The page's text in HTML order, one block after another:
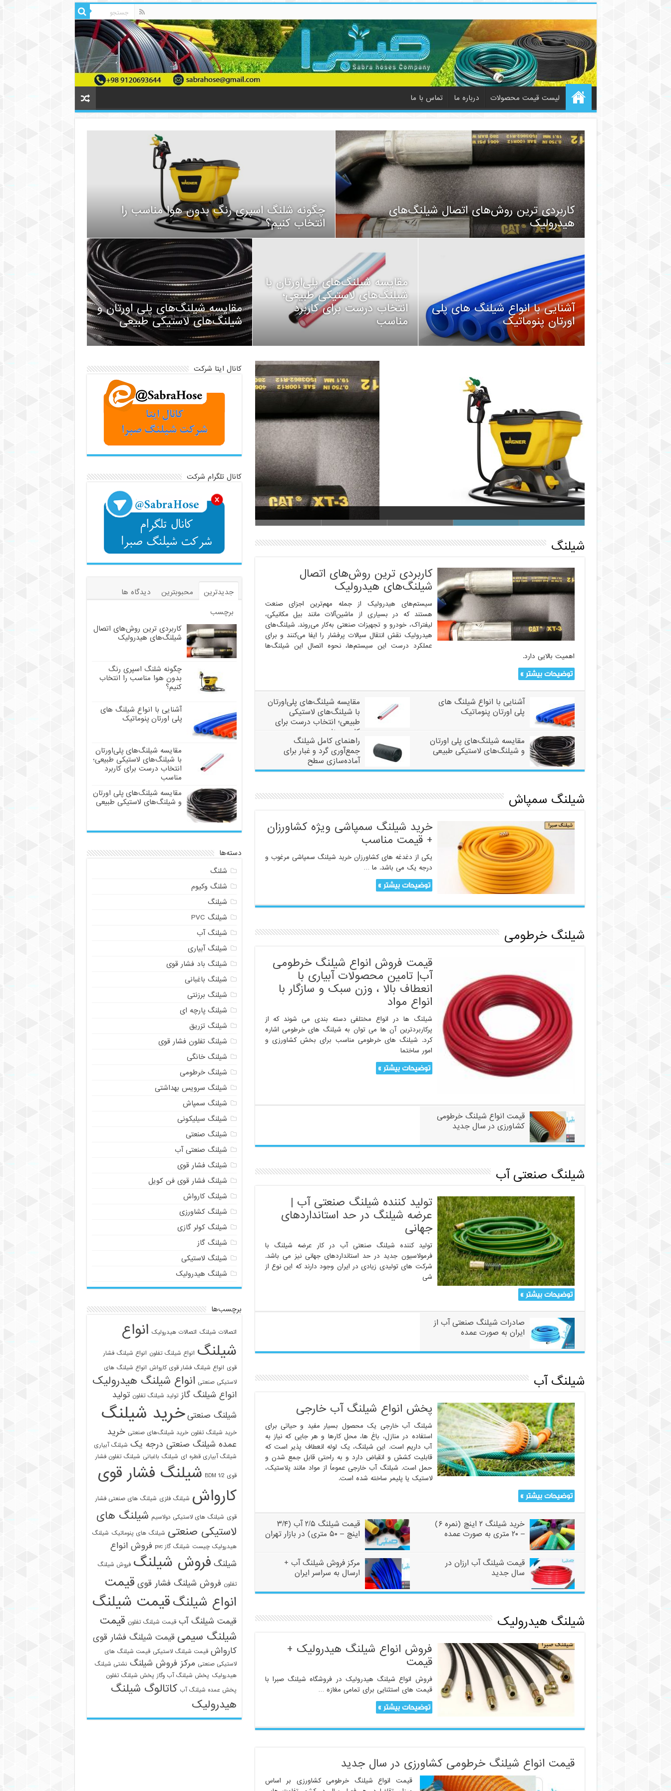
لیست قیمت محصولات درباره ما تماس با ما
کاربردی ترین روش‌های اتصال شیلنگ‌های
هیدرولیک
چگونه شلنگ اسپری رنگ بدون هوا مناسب را
انتخاب کنیم؟
آشنایی با انواع شیلنگ های پلی
اورتان پنوماتیک
مقایسه شیلنگ‌های پلی‌اورتان با
شیلنگ‌های لاستیکی طبیعی؛
انتخاب درست برای کاربرد
مناسب
مقایسه شیلنگ‌های پلی اورتان و
شیلنگ‌های لاستیکی طبیعی
کاربردی ترین روش‌های اتصال شیلنگ‌های هیدرولیک چگونه شلنگ اسپری رنگ بدون هوا مناسب را انتخاب کنیم؟
شیلنگ
کاربردی ترین روش‌های اتصال
شیلنگ‌های هیدرولیک
سیستم‌های هیدرولیک از جمله مهم‌ترین اجزای صنعت
هستند که در بسیاری از ماشین‌آلات مانند بیل مکانیکی،
لیفتراک، خودرو و تجهیزات صنعتی به‌کار می‌روند. شیلنگ‌های
هیدرولیک نقش انتقال سیالات پرفشار را ایفا می‌کنند و برای
عملکرد درست این سیستم‌ها، نحوه اتصال این شیلنگ‌ها
اهمیت بالایی دارد.
توضیحات بیشتر »
آشنایی با انواع شیلنگ های
پلی اورتان پنوماتیک
مقایسه شیلنگ‌های پلی‌اورتان
با شیلنگ‌های لاستیکی
طبیعی؛ انتخاب درست برای
کاربرد مناسب
مقایسه شیلنگ‌های پلی اورتان
و شیلنگ‌های لاستیکی طبیعی
راهنمای کامل شیلنگ
جمع‌آوری گرد و غبار برای
آماده‌سازی سطح
شیلنگ سمپاش
خرید شیلنگ سمپاشی ویژه کشاورزان
+ قیمت مناسب
یکی از دغدغه های کشاورزان خرید شیلنگ سمپاشی مرغوب و
درجه یک می باشد. ما …
توضیحات بیشتر »
شیلنگ خرطومی
قیمت فروش انواع شیلنگ خرطومی
آب| تامین محصولات آبیاری با
انعطاف بالا ، وزن سبک و سازگار با
انواع مواد
شیلنگ ها در انواع مختلفی دسته بندی می شوند که از
پرکاربردترین آن ها می توان به شیلنگ های خرطومی اشاره
کرد. شیلنگ های خرطومی مناسب برای بخش کشاورزی و
امور ساختما
توضیحات بیشتر »
قیمت انواع شیلنگ خرطومی
کشاورزی در سال جدید
شیلنگ صنعتی آب
تولید کننده شیلنگ صنعتی آب |
عرضه شیلنگ در حد استانداردهای
جهانی
تولید کننده شیلنگ صنعتی آب در کار عرضه شیلنگ با
فرمولاسیون جدید در حد استانداردهای جهانی نیز می باشد.
شرکت های تولیدی زیادی در ایران وجود دارند که این نوع از
شی
توضیحات بیشتر »
صادرات شیلنگ صنعتی آب از
ایران به صورت عمده
شیلنگ آب
پخش انواع شیلنگ آب خارجی
شیلنگ آب خارجی یک محصول بسیار مفید و حیاتی برای
استفاده در منازل، باغ ها، محل کارها و هر جایی که نیاز به
آب داریم است. این شیلنگ، یک لوله انعطاف پذیر است که
قابلیت کشش و انقباض دارد و به راحتی قابل جمع شدن و
حمل است. شیلنگ آب خارجی عموماً از مواد مانند پلاستیک،
لاستیک یا پلیمر ساخته شده است.
توضیحات بیشتر »
خرید شیلنگ ۲ اینچ (نمره ۶)
– ۲۰ متری به صورت عمده
قیمت شیلنگ ۲/۵ آب (۳/۴
اینچ – ۵۰ متری) در بازار تهران
قیمت شیلنگ آب ارزان در
سال جدید
مرکز فروش شیلنگ آب +
ارسال به سراسر ایران
شیلنگ هیدرولیک
فروش انواع شیلنگ هیدرولیک +
قیمت
فروش انواع شیلنگ هیدرولیک در فروشگاه شیلنگ صبرا با
قیمت های استثنایی برای تمامی مغازه …
توضیحات بیشتر »
قیمت انواع شیلنگ خرطومی کشاورزی در سال جدید
قیمت انواع شیلنگ خرطومی کشاورزی بر اساس
کانال ایتا شرکت
کانال تلگرام شرکت
جدیدترین محبوبترین
دیدگاه ها
برچسب
کاربردی ترین روش‌های اتصال
شیلنگ‌های هیدرولیک
چگونه شلنگ اسپری رنگ
بدون هوا مناسب را انتخاب
کنیم؟
آشنایی با انواع شیلنگ های
پلی اورتان پنوماتیک
مقایسه شیلنگ‌های پلی‌اورتان
با شیلنگ‌های لاستیکی طبیعی؛
انتخاب درست برای کاربرد
مناسب
مقایسه شیلنگ‌های پلی اورتان
و شیلنگ‌های لاستیکی طبیعی
دسته‌ها
شلنگ
شلنگ وکیوم
شیلنگ
شیلنگ PVC
شیلنگ آب
شیلنگ آبیاری
شیلنگ باد فشار قوی
شیلنگ باغبانی
شیلنگ برزنتی
شیلنگ پارچه‌ ای
شیلنگ تزریق
شیلنگ تفلون فشار قوی
شیلنگ خانگی
شیلنگ خرطومی
شیلنگ سرویس بهداشتی
شیلنگ سمپاش
شیلنگ سیلیکونی
شیلنگ صنعتی
شیلنگ صنعتی آب
شیلنگ فشار قوی
شیلنگ فشار قوی فن کویل
شیلنگ کارواش
شیلنگ کشاورزی
شیلنگ کولر گازی
شیلنگ گاز
شیلنگ لاستیکی
شیلنگ هیدرولیک
برچسب‌ها
اتصالات شیلنگ اتصالات هیدرولیک انواع
شیلنگ انواع شیلنگ تفلون انواع شیلنگ فشار
قوی انواع شیلنگ فشار قوی کارواش انواع شیلنگ های
لاستیکی صنعتی انواع شیلنگ هیدرولیک
انواع شیلنگ گاز تولید شیلنگ تفلون تولید
شیلنگ صنعتی خرید شیلنگ
خرید شیلنگ تفلون خرید شیلنگ‌های صنعتی خرید
عمده شیلنگ صنعتی درجه یک شیلنگ آبیاری
شیلنگ آبیاری قطره ای شیلنگ باغبانی شیلنگ تفلون فشار
قوی 1/2 BDM
شیلنگ فشار قوی
کارواش شیلنگ فلزی شیلنگ های صنعتی فشار
قوی شیلنگ های لاستیکی دولاسیم شیلنگ های
لاستیکی صنعتی شیلنگ های پنوماتیک شیلنگ
هیدرولیک چیست شیلنگ گاز pvc
فروش انواع
شیلنگ فروش شیلنگ فروش شیلنگ
تفلون فروش شیلنگ فشار قوی قیمت
انواع شیلنگقیمت شیلنگ
قیمت شیلنگ آب قیمت شیلنگ تفلون قیمت
شیلنگ سیمی قیمت شیلنگ فشار قوی
کارواش قیمت شیلنگ لاستیکی قیمت شیلنگ های
لاستیکی صنعتی مرکز فروش شیلنگ نشتی شیلنگ
هیدرولیک پخش شیلنگ آب وگاز پخش شیلنگ تفلون
پخش عمده شیلنگ آب کاتالوگ شیلنگ
هیدرولیک